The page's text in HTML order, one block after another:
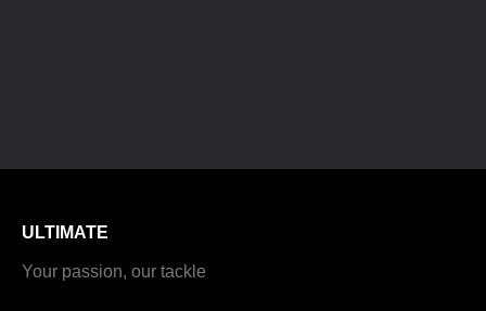
ULTIMATE
Your passion, our tackle